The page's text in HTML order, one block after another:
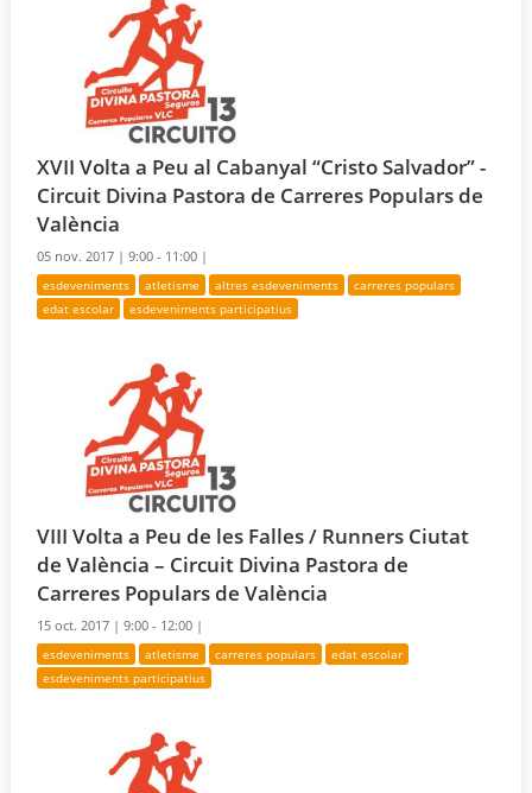
XVII Volta a Peu al Cabanyal “Cristo Salvador” -
Circuit Divina Pastora de Carreres Populars de
València
05 nov. 2017 |9:00 - 11:00 |
esdeveniments atletisme altres esdeveniments
carreres populars
edat escolar
esdeveniments participatius
VIII Volta a Peu de les Falles / Runners Ciutat
de València – Circuit Divina Pastora de
Carreres Populars de València
15 oct. 2017 |9:00 - 12:00 |
esdeveniments atletisme carreres populars
edat escolar
esdeveniments participatius